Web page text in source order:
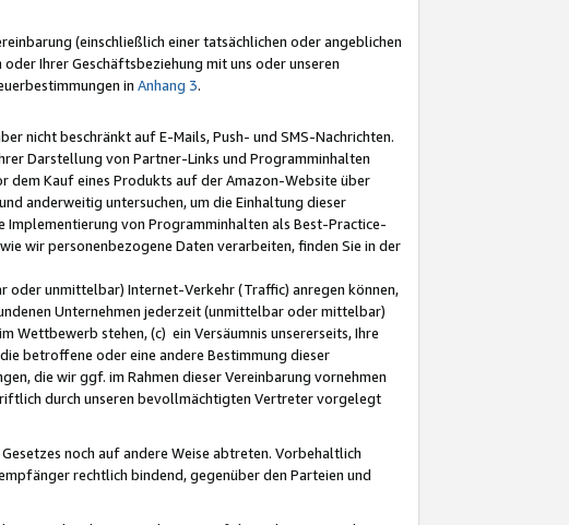
(einschließlich einer tatsächlichen oder angeblichen
Ihrer Geschäftsbeziehung mit uns oder unseren
in Anhang 3.
nicht beschränkt auf E-Mails, Push- und SMS-Nachrichten.
Darstellung von Partner-Links und Programminhalten
dem Kauf eines Produkts auf der Amazon-Website über
anderweitig untersuchen, um die Einhaltung dieser
von Programminhalten als Best-Practice-
wir personenbezogene Daten verarbeiten, finden Sie in der
oder unmittelbar) Internet-Verkehr (Traffic) anregen können,
Unternehmen jederzeit (unmittelbar oder mittelbar)
Wettbewerb stehen, (c) ein Versäumnis unsererseits, Ihre
betroffene oder eine andere Bestimmung dieser
die wir ggf. im Rahmen dieser Vereinbarung vornehmen
durch unseren bevollmächtigten Vertreter vorgelegt
noch auf andere Weise abtreten. Vorbehaltlich
rechtlich bindend, gegenüber den Parteien und